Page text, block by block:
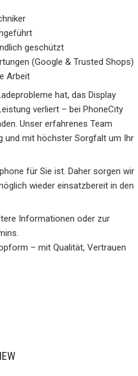
geschützt
(Google & Trusted Shops)
Arbeit
hat, das Display
verliert – bei PhoneCity
Unser erfahrenes Team
und mit höchster Sorgfalt um Ihr
für Sie ist. Daher sorgen wir
wieder einsatzbereit in den
Informationen oder zur
– mit Qualität, Vertrauen